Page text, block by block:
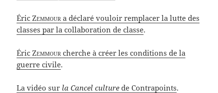
ÉricZemmour a déclaré vouloir remplacer la lutte des
classes par la collaboration de classe.
ÉricZemmour cherche à créer les conditions de la
guerre civile.
La vidéo sur la Cancel culture de Contrapoints.